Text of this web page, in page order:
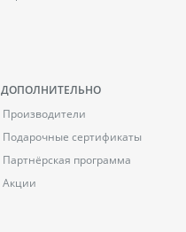
ДОПОЛНИТЕЛЬНО
Производители
Подарочные сертификаты
Партнёрская программа
Акции